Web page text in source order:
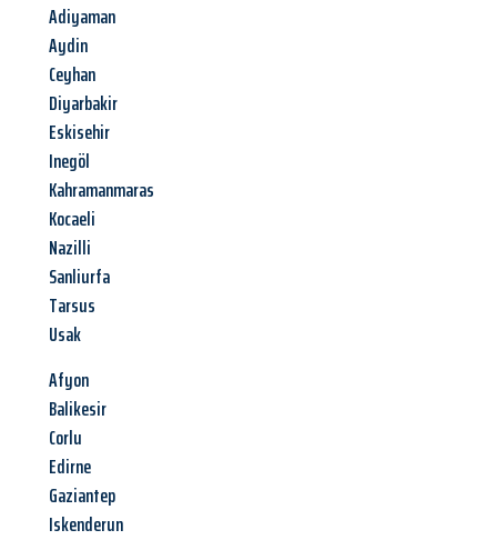
Adiyaman
Aydin
Ceyhan
Diyarbakir
Eskisehir
Inegöl
Kahramanmaras
Kocaeli
Nazilli
Sanliurfa
Tarsus
Usak
Afyon
Balikesir
Corlu
Edirne
Gaziantep
Iskenderun